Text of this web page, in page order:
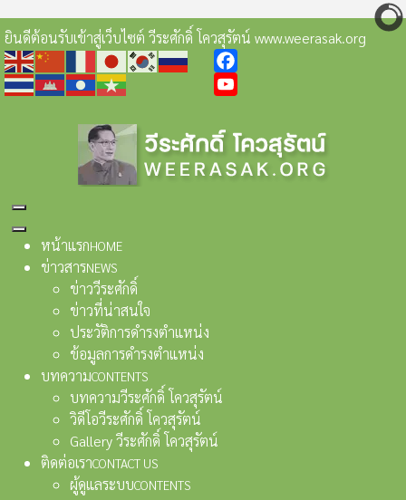
ยินดีต้อนรับเข้าสู่เว็บไซต์ วีระศักดิ์ โควสุรัตน์ www.weerasak.org
Facebook
หน้าแรกHOME
ข่าวสารNEWS
ข่าววีระศักดิ์
ข่าวที่น่าสนใจ
ประวัติการดำรงตำแหน่ง
ข้อมูลการดำรงตำแหน่ง
บทความCONTENTS
บทความวีระศักดิ์ โควสุรัตน์
วิดีโอวีระศักดิ์ โควสุรัตน์
Gallery วีระศักดิ์ โควสุรัตน์
ติดต่อเราCONTACT US
ผู้ดูแลระบบCONTENTS